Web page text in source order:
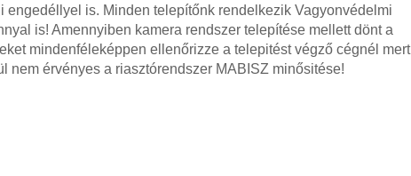
engedéllyel is. Minden telepítőnk rendelkezik Vagyonvédelmi
is! Amennyiben kamera rendszer telepítése mellett dönt a
mindenféleképpen ellenőrizze a telepitést végző cégnél mert
nem érvényes a riasztórendszer MABISZ minősitése!